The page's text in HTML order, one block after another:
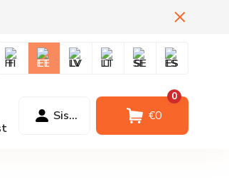
FI EE LV LT SE ES
Sisselogimine €0
0